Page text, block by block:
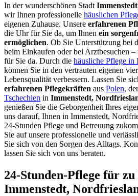
In der wunderschönen Stadt
wir Ihnen professionelle häuslichen
eigenen Zuhause. Unsere erfahrenen
die Uhr für Sie da, um Ihnen ein
ermöglichen. Ob Sie Unterstützung bei
beim Einkaufen oder bei Arztbesuchen –
für Sie da. Durch die häusliche Pflege in
können Sie in den vertrauten eigenen
Lebensqualität verbessern. Lassen Sie
erfahrenen Pflegekräften aus Polen,
Tschechien in Immenstedt,
genießen Sie die Geborgenheit Ihres
uns darauf, Ihnen in Immenstedt,
24-Stunden Pflege und Betreuung
Sie auf unsere professionelle und
Sie sich von den Sorgen des Alltags.
lassen Sie sich von uns beraten.
24-Stunden-Pflege für zu
Immenstedt,